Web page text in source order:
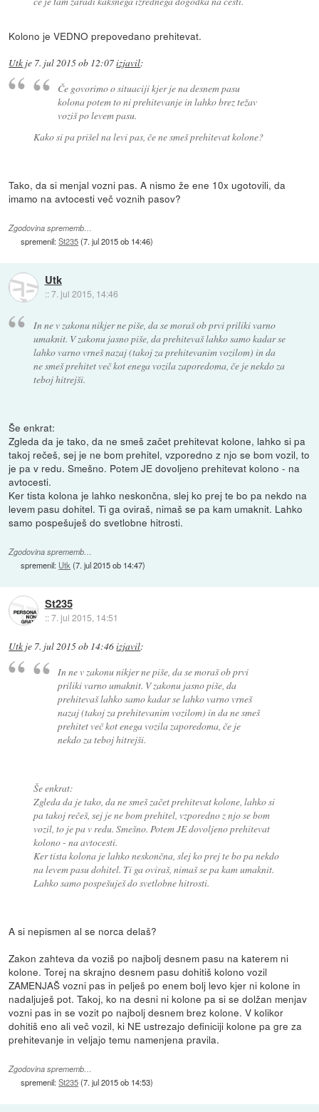
Kolono je VEDNO prepovedano prehitevat.
Utk je 7. jul 2015 ob 12:07izjavil:
Če govorimo o situaciji kjer je na desnem pasu
kolona potem to ni prehitevanje in lahko brez težav
voziš po levem pasu.
Kako si pa prišel na levi pas, če ne smeš prehitevat kolone?
Tako, da si menjal vozni pas. A nismo že ene 10x ugotovili, da
imamo na avtocesti več voznih pasov?
Zgodovina sprememb…
spremenil:St235(7. jul 2015 ob 14:46)
Utk
::7. jul 2015, 14:46
In ne v zakonu nikjer ne piše, da se moraš ob prvi priliki varno
umaknit. V zakonu jasno piše, da prehitevaš lahko samo kadar se
lahko varno vrneš nazaj (takoj za prehitevanim vozilom) in da
ne smeš prehitet več kot enega vozila zaporedoma, če je nekdo za
teboj hitrejši.
Še enkrat:
Zgleda da je tako, da ne smeš začet prehitevat kolone, lahko si pa
takoj rečeš, sej je ne bom prehitel, vzporedno z njo se bom vozil, to
je pa v redu. Smešno. Potem JE dovoljeno prehitevat kolono - na
avtocesti.
Ker tista kolona je lahko neskončna, slej ko prej te bo pa nekdo na
levem pasu dohitel. Ti ga oviraš, nimaš se pa kam umaknit. Lahko
samo pospešuješ do svetlobne hitrosti.
Zgodovina sprememb…
spremenil: Utk (7. jul 2015 ob 14:47)
St235
::7. jul 2015, 14:51
Utk je 7. jul 2015 ob 14:46izjavil:
In ne v zakonu nikjer ne piše, da se moraš ob prvi
priliki varno umaknit. V zakonu jasno piše, da
prehitevaš lahko samo kadar se lahko varno vrneš
nazaj (takoj za prehitevanim vozilom) in da ne smeš
prehitet več kot enega vozila zaporedoma, če je
nekdo za teboj hitrejši.
Še enkrat:
Zgleda da je tako, da ne smeš začet prehitevat kolone, lahko si
pa takoj rečeš, sej je ne bom prehitel, vzporedno z njo se bom
vozil, to je pa v redu. Smešno. Potem JE dovoljeno prehitevat
kolono - na avtocesti.
Ker tista kolona je lahko neskončna, slej ko prej te bo pa nekdo
na levem pasu dohitel. Ti ga oviraš, nimaš se pa kam umaknit.
Lahko samo pospešuješ do svetlobne hitrosti.
A si nepismen al se norca delaš?
Zakon zahteva da voziš po najbolj desnem pasu na katerem ni
kolone. Torej na skrajno desnem pasu dohitiš kolono vozil
ZAMENJAŠ vozni pas in pelješ po enem bolj levo kjer ni kolone in
nadaljuješ pot. Takoj, ko na desni ni kolone pa si se dolžan menjav
vozni pas in se vozit po najbolj desnem brez kolone. V kolikor
dohitiš eno ali več vozil, ki NE ustrezajo definiciji kolone pa gre za
prehitevanje in veljajo temu namenjena pravila.
Zgodovina sprememb…
spremenil:St235(7. jul 2015 ob 14:53)